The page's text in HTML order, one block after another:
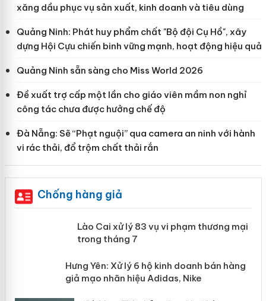
xăng dầu phục vụ sản xuất, kinh doanh và tiêu dùng
Quảng Ninh: Phát huy phẩm chất "Bộ đội Cụ Hồ", xây
dựng Hội Cựu chiến binh vững mạnh, hoạt động hiệu quả
Quảng Ninh sẵn sàng cho Miss World 2026
Đề xuất trợ cấp một lần cho giáo viên mầm non nghỉ
công tác chưa được hưởng chế độ
Đà Nẵng: Sẽ “Phạt nguội” qua camera an ninh với hành
vi rác thải, đổ trộm chất thải rắn
Chống hàng giả
Lào Cai xử lý 83 vụ vi phạm thương
mại trong tháng 7